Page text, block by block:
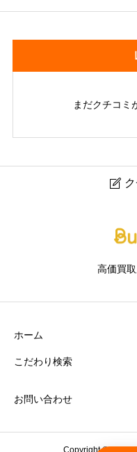
まだクチコミ

ブラ
アクセスの良さ
星の数をお選びください
高価買
ホーム
こだわり検索
お問い合わせ
Copyright © 2026